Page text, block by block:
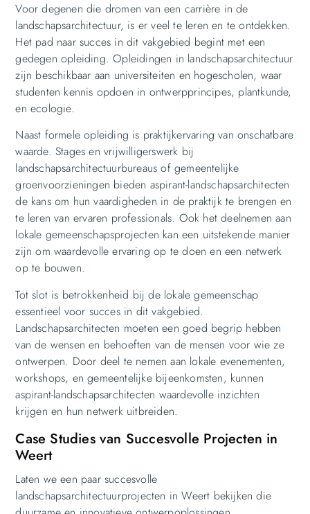
Voor degenen die dromen van een carrière in de
landschapsarchitectuur, is er veel te leren en te ontdekken.
Het pad naar succes in dit vakgebied begint met een
gedegen opleiding. Opleidingen in landschapsarchitectuur
zijn beschikbaar aan universiteiten en hogescholen, waar
studenten kennis opdoen in ontwerpprincipes, plantkunde,
en ecologie.
Naast formele opleiding is praktijkervaring van onschatbare
waarde. Stages en vrijwilligerswerk bij
landschapsarchitectuurbureaus of gemeentelijke
groenvoorzieningen bieden aspirant-landschapsarchitecten
de kans om hun vaardigheden in de praktijk te brengen en
te leren van ervaren professionals. Ook het deelnemen aan
lokale gemeenschapsprojecten kan een uitstekende manier
zijn om waardevolle ervaring op te doen en een netwerk
op te bouwen.
Tot slot is betrokkenheid bij de lokale gemeenschap
essentieel voor succes in dit vakgebied.
Landschapsarchitecten moeten een goed begrip hebben
van de wensen en behoeften van de mensen voor wie ze
ontwerpen. Door deel te nemen aan lokale evenementen,
workshops, en gemeentelijke bijeenkomsten, kunnen
aspirant-landschapsarchitecten waardevolle inzichten
krijgen en hun netwerk uitbreiden.
Case Studies van Succesvolle Projecten in
Weert
Laten we een paar succesvolle
landschapsarchitectuurprojecten in Weert bekijken die